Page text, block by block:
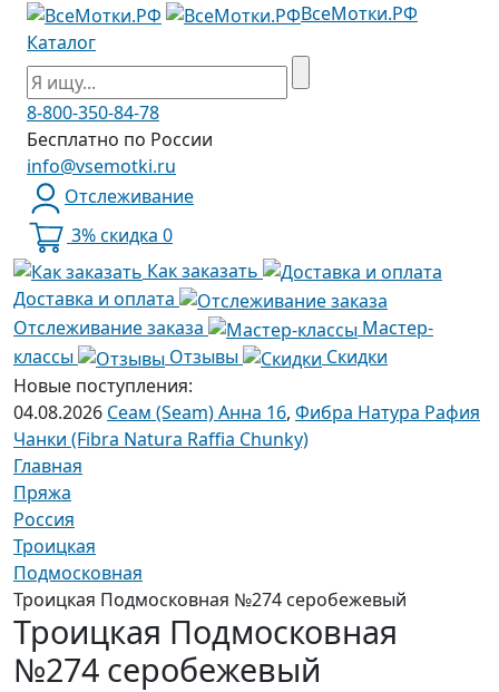
ВсеМотки.РФ
Каталог
8-800-350-84-78
Бесплатно по России
info@vsemotki.ru
Отслеживание
3% скидка 0
Как заказать
Доставка и оплата
Отслеживание заказа
Мастер-
классы
Отзывы
Скидки
Новые поступления:
04.08.2026 Сеам (Seam) Анна 16, Фибра Натура Рафия
Чанки (Fibra Natura Raffia Chunky)
Главная
Пряжа
Россия
Троицкая
Подмосковная
Троицкая Подмосковная №274 серобежевый
Троицкая Подмосковная
№274 серобежевый